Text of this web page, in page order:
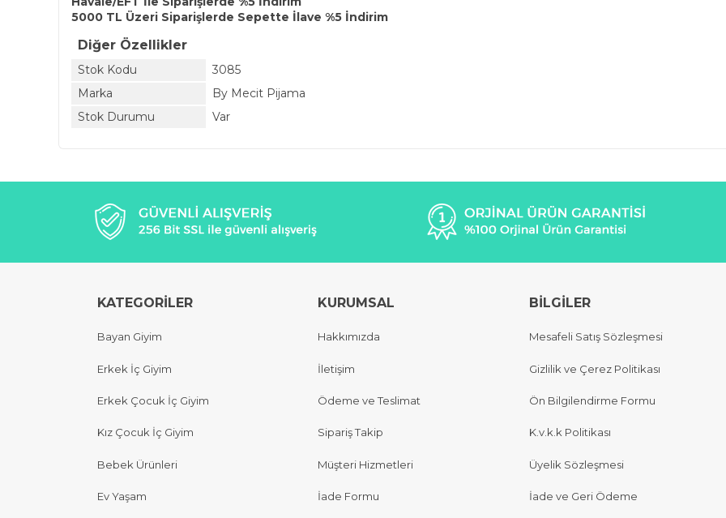
5000 TL Üzeri Siparişlerde Sepette İlave %5 İndirim
Diğer Özellikler
Stok Kodu
3085
Marka
By Mecit Pijama
Stok Durumu
Var
KATEGORİLER
Bayan Giyim
Erkek İç Giyim
Erkek Çocuk İç Giyim
Kız Çocuk İç Giyim
Bebek Ürünleri
Ev Yaşam
KURUMSAL
Hakkımızda
İletişim
Ödeme ve Teslimat
Sipariş Takip
Müşteri Hizmetleri
İade Formu
BİLGİLER
Mesafeli Satış Sözleşmesi
Gizlilik ve Çerez Politikası
Ön Bilgilendirme Formu
K.v.k.k Politikası
Üyelik Sözleşmesi
İade ve Geri Ödeme